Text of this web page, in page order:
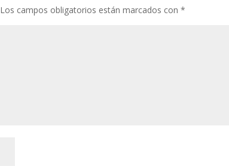
Los campos obligatorios están marcados con*